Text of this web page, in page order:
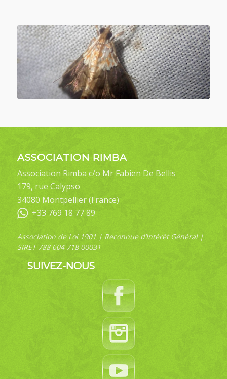
ASSOCIATION RIMBA
Association Rimba c/o Mr Fabien De Bellis
179, rue Calypso
34080 Montpellier (France)
+33 769 18 77 89
Association de Loi 1901 | Reconnue d’Intérêt Général |
SIRET 788 604 718 00031
SUIVEZ-NOUS